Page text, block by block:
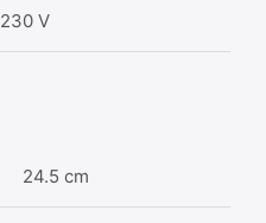
230 V
24.5 cm